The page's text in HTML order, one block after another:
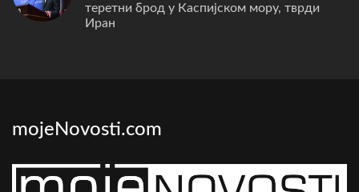
теретни брод у Каспијском мору, тврди
Иран
mojeNovosti.com